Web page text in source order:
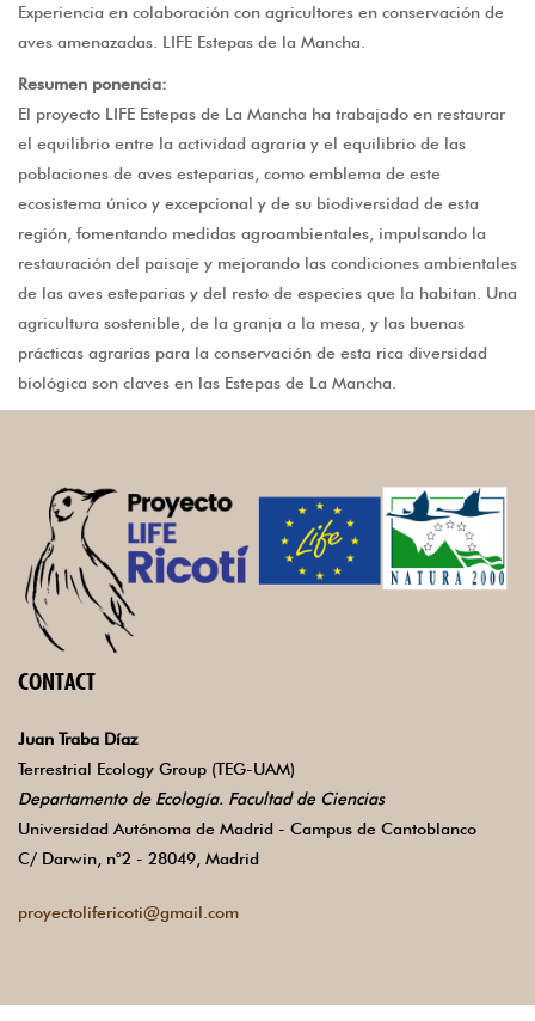
Experiencia en colaboración con agricultores en conservación de
aves amenazadas. LIFE Estepas de la Mancha.
Resumen ponencia:
El proyecto LIFE Estepas de La Mancha ha trabajado en restaurar
el equilibrio entre la actividad agraria y el equilibrio de las
poblaciones de aves esteparias, como emblema de este
ecosistema único y excepcional y de su biodiversidad de esta
región, fomentando medidas agroambientales, impulsando la
restauración del paisaje y mejorando las condiciones ambientales
de las aves esteparias y del resto de especies que la habitan. Una
agricultura sostenible, de la granja a la mesa, y las buenas
prácticas agrarias para la conservación de esta rica diversidad
biológica son claves en las Estepas de La Mancha.
CONTACT
Juan Traba Díaz
Terrestrial Ecology Group (TEG-UAM)
Departamento de Ecología. Facultad de Ciencias
Universidad Autónoma de Madrid - Campus de Cantoblanco
C/ Darwin, n°2 - 28049, Madrid
proyectolifericoti@gmail.com